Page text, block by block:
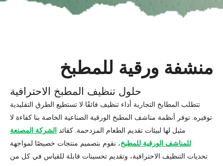
منشفة ورقية للمطبخ
حلول تنظيف المطبخ الاحترافية
تتطلب المطابخ التجارية أداء تنظيف فائقًا لا تستطيع الطرق التقليدية
توفيره. توفر أنظمة مناشف المطبخ الورقية الصناعية الخاصة بنا كفاءة لا
مثيل لها لبيئات تقديم الطعام المزدحمة. كقائد الشركة المصنعة
للمناشف الورقية للمطبخ، نقوم بتصميم منتجات خصيصًا لمواجهة
تحديات التنظيف الاحترافية، وتقديم تحسينات قابلة للقياس في كل من